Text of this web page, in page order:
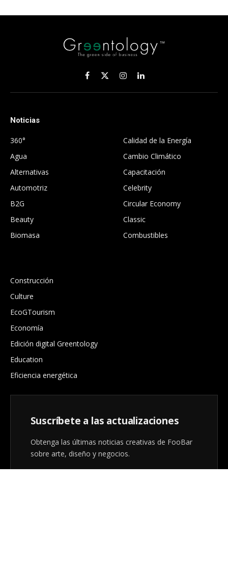
Facebook
X
(Twitter)
InstagramLinkedIn
Noticias
360°
Agua
Alternativas
Automotriz
B2G
Beauty
Biomasa
Calidad de la Energía
Cambio Climático
Capacitación
Celebrity
Circular Economy
Classic
Combustibles
Construcción
Culture
EcoGTourism
Economía
Edición digital Greentology
Education
Eficiencia energética
Suscríbete a las actualizaciones
Obtenga las últimas noticias creativas de FooBar
sobre arte, diseño y negocios.